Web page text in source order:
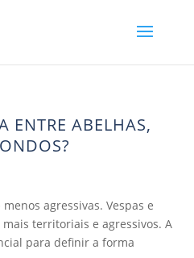
ENTRE ABELHAS,
agressivas. Vespas e
territoriais e agressivos. A
para definir a forma